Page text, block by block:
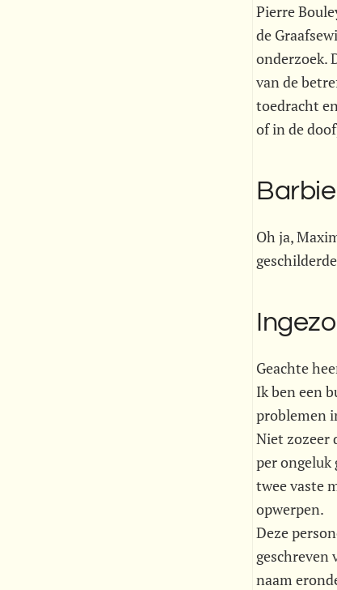
Pierre
de
onderzoek.
van de
toedracht
of in de
Barbie
Oh ja,
Geachte
Ik ben een
problemen
Niet zozeer
per ongeluk
twee vaste
opwerpen.
Deze
geschreven
naam